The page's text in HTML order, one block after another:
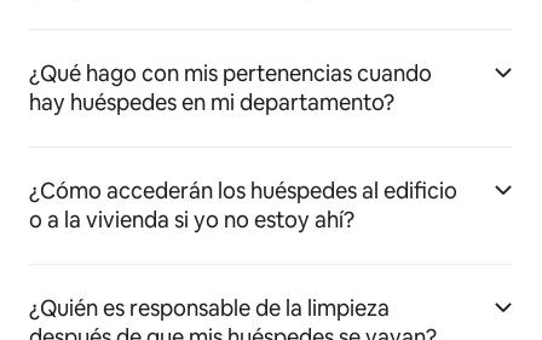
¿Qué hago con mis pertenencias cuando
hay huéspedes en mi departamento?
¿Cómo accederán los huéspedes al edificio
o a la vivienda si yo no estoy ahí?
¿Quién es responsable de la limpieza